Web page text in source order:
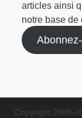
articles ainsi
notre base de
Copyright 2008-